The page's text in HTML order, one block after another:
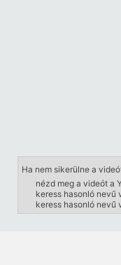
Ha nem sikerülne a
nézd meg a videót a
keress hasonló nevű
keress hasonló nevű